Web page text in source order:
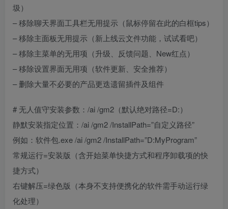
圾）
– 移除聊天界面工具栏无用提示（鼠标停留在此的白框tips）
– 移除主面板无用提示（新上线云文件功能，试试看吧）
– 移除主菜单的无用项（升级、反馈问题、New红点）
– 移除设置界面无用项（软件更新、安全推荐）
– 删除大量不必要的产品更迭遗留插件及组件
# 无人值守安装参数：/ai /gm2（默认绝对路径=D:）
静默安装指定位置：/ai /gm2 /InstallPath=”自定义路径”
例如：软件包.exe /ai /gm2 /InstallPath=”D:MyProgram”
常规运行=安装版（含开始菜单快捷方式和程序卸载项的快
捷方式）
右键解压=绿色版（本身不支持便携化的软件需手动运行绿
化处理）